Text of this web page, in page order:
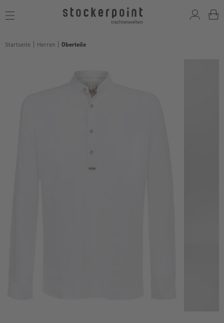
Toggle
Startseite Herren Oberteile